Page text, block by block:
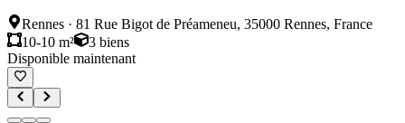
Rennes · 81 Rue Bigot de Préameneu, 35000 Rennes, France
10-10 m²
3 biens
Disponible maintenant